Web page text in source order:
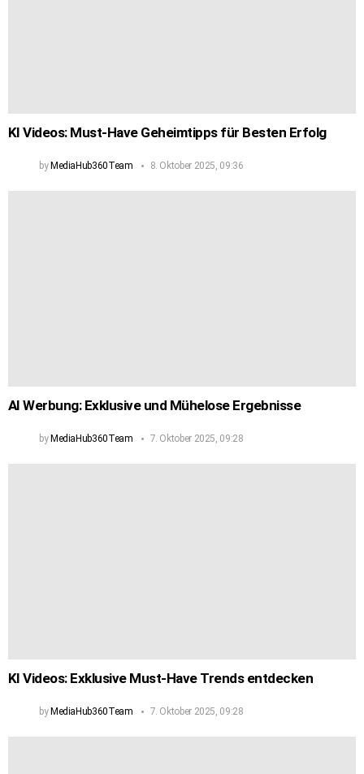
KI Videos: Must-Have Geheimtipps für Besten Erfolg
by MediaHub360Team 8. Oktober 2025, 09:36
AI Werbung: Exklusive und Mühelose Ergebnisse
byMediaHub360Team 7. Oktober 2025, 09:28
KI Videos: Exklusive Must-Have Trends entdecken
byMediaHub360Team 7. Oktober 2025, 09:28